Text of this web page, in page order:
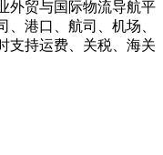
外贸与国际物流导航平
港口、航司、机场、
支持运费、关税、海关